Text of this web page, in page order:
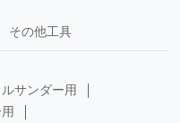
その他工具
サンダー用